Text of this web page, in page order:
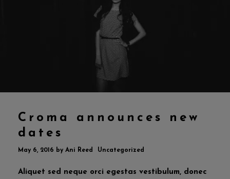
Croma announces new
dates
May 6, 2016 by Ani Reed Uncategorized
Aliquet sed neque orci egestas vestibulum, donec